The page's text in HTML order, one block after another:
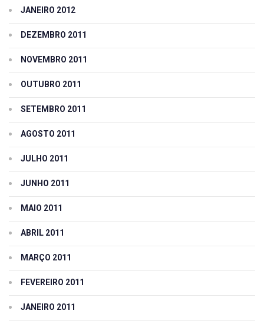
JANEIRO 2012
DEZEMBRO 2011
NOVEMBRO 2011
OUTUBRO 2011
SETEMBRO 2011
AGOSTO 2011
JULHO 2011
JUNHO 2011
MAIO 2011
ABRIL 2011
MARÇO 2011
FEVEREIRO 2011
JANEIRO 2011